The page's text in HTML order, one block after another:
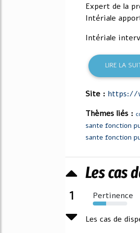
Expert de la
Intériale
Intériale
LIRE LA
Site : https://
Thèmes liés :
sante fonction
sante fonction
1
Les cas
Pertinence
39%
Les cas de